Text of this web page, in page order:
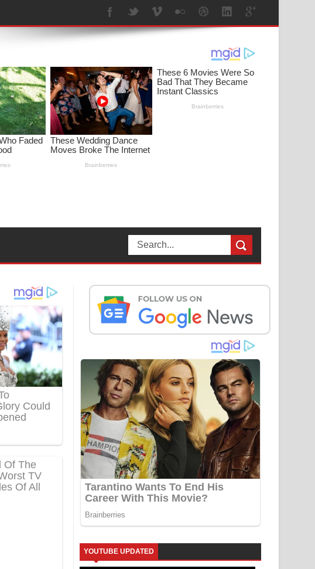
YOUTUBE UPDATED